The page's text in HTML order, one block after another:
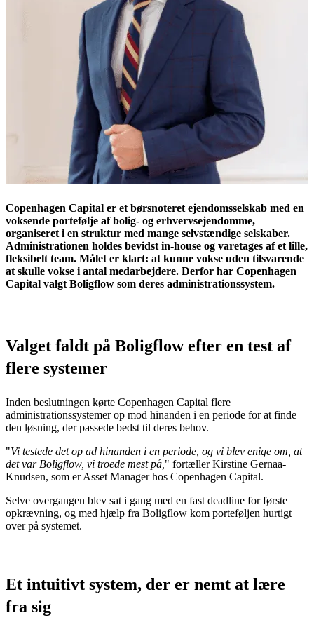
Copenhagen Capital er et børsnoteret ejendomsselskab med en
voksende portefølje af bolig- og erhvervsejendomme,
organiseret i en struktur med mange selvstændige selskaber.
Administrationen holdes bevidst in-house og varetages af et lille,
fleksibelt team. Målet er klart: at kunne vokse uden tilsvarende
at skulle vokse i antal medarbejdere. Derfor har Copenhagen
Capital valgt Boligflow som deres administrationssystem.
Valget faldt på Boligflow efter en test af
flere systemer
Inden beslutningen kørte Copenhagen Capital flere
administrationssystemer op mod hinanden i en periode for at finde
den løsning, der passede bedst til deres behov.
"Vi testede det op ad hinanden i en periode, og vi blev enige om, at
det var Boligflow, vi troede mest på, " fortæller Kirstine Gernaa-
Knudsen, som er Asset Manager hos Copenhagen Capital.
Selve overgangen blev sat i gang med en fast deadline for første
opkrævning, og med hjælp fra Boligflow kom porteføljen hurtigt
over på systemet.
Et intuitivt system, der er nemt at lære
fra sig